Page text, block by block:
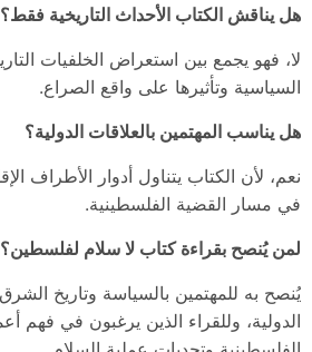
هل يناقش الكتاب الأحداث التاريخية فقط؟
لا، فهو يجمع بين استعراض الخلفيات
السياسية وتأثيرها على واقع الصراع.
هل يناسب المهتمين بالعلاقات الدولية؟
نعم، لأن الكتاب يتناول أدوار الأطراف
في مسار القضية الفلسطينية.
لمن يُنصح بقراءة كتاب لا سلام لفلسطين؟
يُنصح به للمهتمين بالسياسة وتاريخ
الدولية، وللقراء الذين يرغبون في فهم